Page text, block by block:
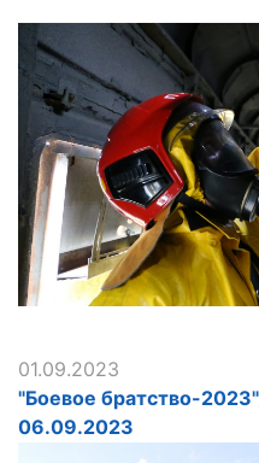
01.09.2023
"Боевое братство-
06.09.2023